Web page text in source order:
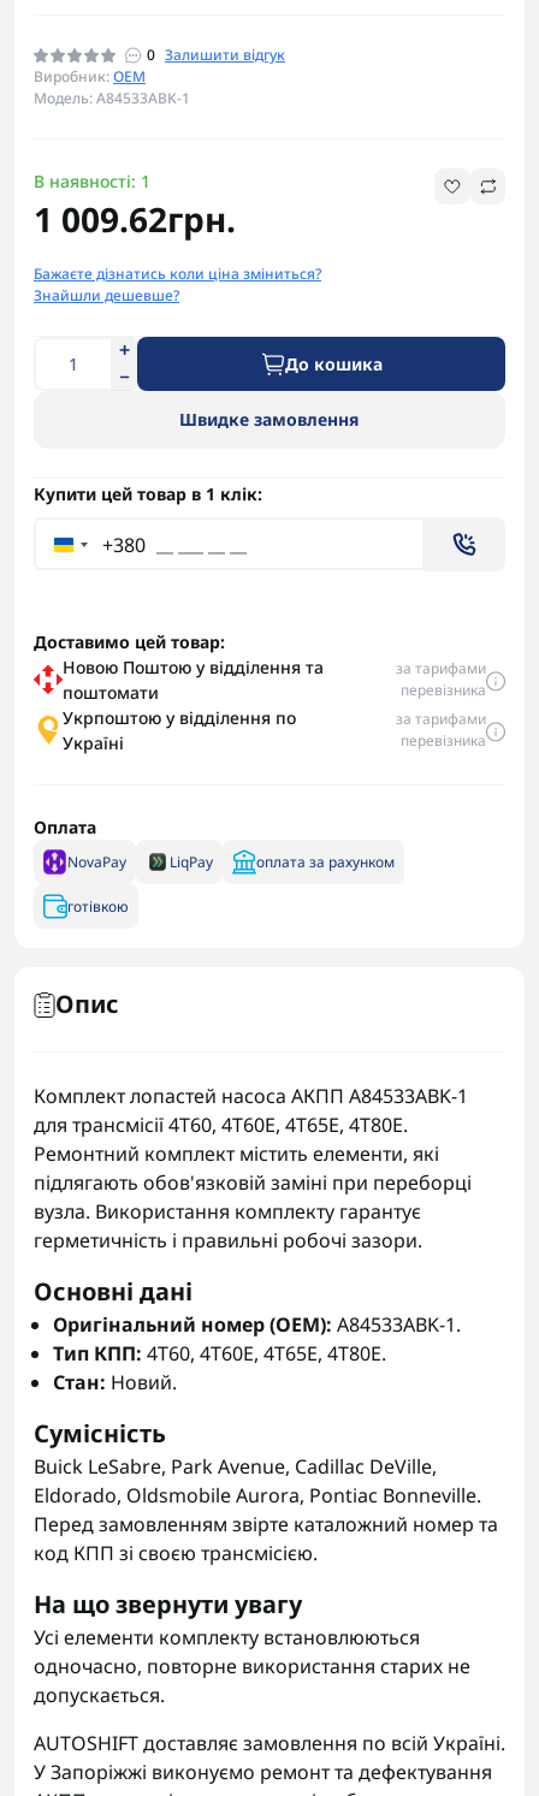
0 Залишити відгук
Виробник:OEM
Модель: A84533ABK-1
В наявності: 1
1 009.62грн.
Бажаєте дізнатись коли ціна зміниться?
Знайшли дешевше?
До кошика
Швидке замовлення
Купити цей товар в 1 клік:
+380
Доставимо цей товар:
Новою Поштою у відділення та
поштомати
за тарифами
перевізника
Укрпоштою у відділення по
Україні
за тарифами
перевізника
Оплата
NovaPay LiqPay оплата за рахунком
готівкою
Опис
Комплект лопастей насоса АКПП A84533ABK-1
для трансмісії 4T60, 4T60E, 4T65E, 4T80E.
Ремонтний комплект містить елементи, які
підлягають обов'язковій заміні при переборці
вузла. Використання комплекту гарантує
герметичність і правильні робочі зазори.
Основні дані
Оригінальний номер (OEM): A84533ABK-1.
Тип КПП: 4T60, 4T60E, 4T65E, 4T80E.
Стан: Новий.
Сумісність
Buick LeSabre, Park Avenue, Cadillac DeVille,
Eldorado, Oldsmobile Aurora, Pontiac Bonneville.
Перед замовленням звірте каталожний номер та
код КПП зі своєю трансмісією.
На що звернути увагу
Усі елементи комплекту встановлюються
одночасно, повторне використання старих не
допускається.
AUTOSHIFT доставляє замовлення по всій Україні.
У Запоріжжі виконуємо ремонт та дефектування